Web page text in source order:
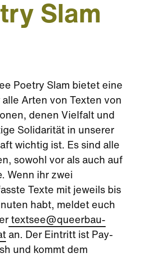
Slam
Poetry Slam bietet eine
Arten von Texten von
denen Vielfalt und
Solidarität in unserer
wichtig ist. Es sind alle
sowohl vor als auch auf
Wenn ihr zwei
Texte mit jeweils bis
habt, meldet euch
textsee@queerbau-
an. Der Eintritt ist Pay-
und kommt dem